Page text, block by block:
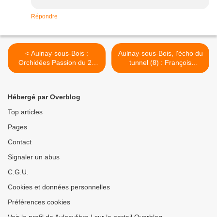
Répondre
< Aulnay-sous-Bois :
Orchidées Passion du 22
au 25 mars 2012
Aulnay-sous-Bois, l'écho du
tunnel (8) : François
Hollande le changement
Hébergé par Overblog
Top articles
Pages
Contact
Signaler un abus
C.G.U.
Cookies et données personnelles
Préférences cookies